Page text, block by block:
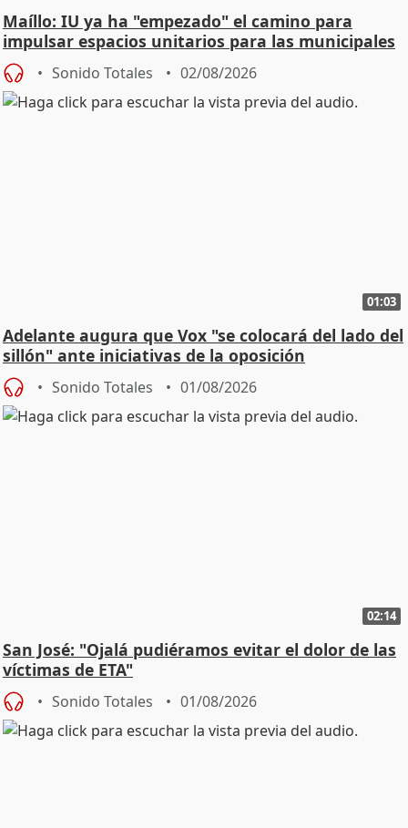
Maíllo: IU ya ha "empezado" el camino para
impulsar espacios unitarios para las municipales
Sonido Totales 02/08/2026
01:03
Adelante augura que Vox "se colocará del lado del
sillón" ante iniciativas de la oposición
Sonido Totales 01/08/2026
02:14
San José: "Ojalá pudiéramos evitar el dolor de las
víctimas de ETA"
Sonido Totales 01/08/2026